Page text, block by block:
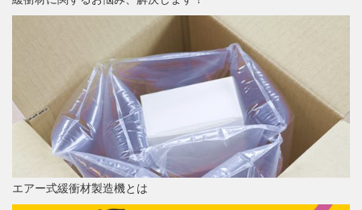
エアー式緩衝材製造機とは